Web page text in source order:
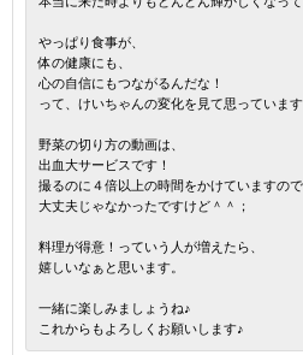
やっぱり食事が、
体の健康にも、
心の自信にもつながるんだな！
って、けいちゃんの変化を見て思っています
野菜の切り方の動画は、
出血大サービスです！
撮るのに４倍以上の時間をかけていますので
大丈夫じゃなかったですけど＾＾；
料理が得意！っていう人が増えたら、
嬉しいなぁと思います。
一緒に楽しみましょうね♪
これからもよろしくお願いします♪